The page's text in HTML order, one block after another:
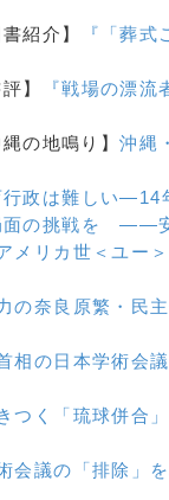
紹介】
『「葬
】
『戦場の漂
の地鳴り】沖縄
行政は難しい―14
面の挑戦を ――安
アメリカ世＜ユー
の奈良原繁・民
相の日本学術会
つく「琉球併合
会議の「排除」